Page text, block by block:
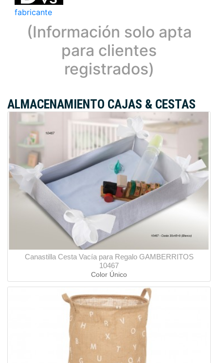
fabricante
(Información solo apta
para clientes
registrados)
ALMACENAMIENTO CAJAS & CESTAS
Canastilla Cesta Vacía para Regalo GAMBERRITOS
10467
Color Único